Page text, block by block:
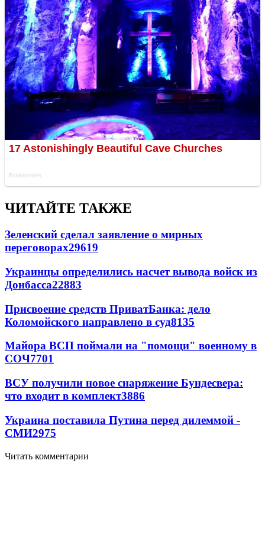
ЧИТАЙТЕ ТАКЖЕ
Зеленский сделал заявление о мирных
переговорах29619
Украинцы определились насчет вывода войск из
Донбасса22883
Присвоение средств ПриватБанка: дело
Коломойского направлено в суд8135
Майора ВСП поймали на "помощи" военному в
СОЧ7701
ВСУ получили новое снаряжение Бундесвера:
что входит в комплект3886
Украина поставила Путина перед дилеммой -
СМИ2975
Читать комментарии